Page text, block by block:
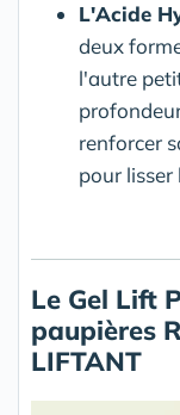
L'Acide
deux
l'autre
renforcer
pour lisser
Le Gel Lift
paupières
LIFTANT